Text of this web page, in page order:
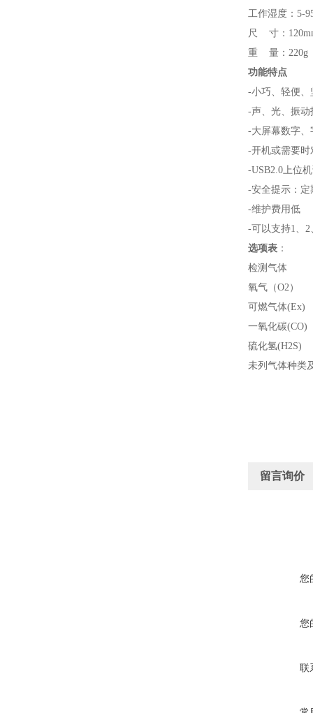
工作湿度：5-
尺 寸：
重 量：220g
功能特点
-小巧、轻便、
-声、光、振动
-大屏幕数字、
-开机或需要时
-USB2.0上位
-安全提示：
-维护费用低
-可以支持1、
选项表 ：
检测气体
氧气（O2）
可燃气体(Ex)
一氧化碳(CO)
硫化氢(H2S)
未列气体种类
留言询价
您
您
联